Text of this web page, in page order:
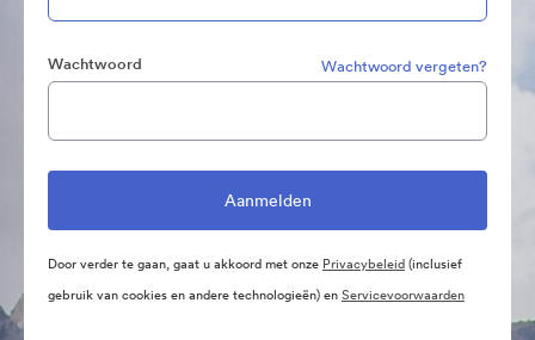
Wachtwoord Wachtwoord vergeten?
Door verder te gaan, gaat u akkoord met onze Privacybeleid(inclusief
gebruik van cookies en andere technologieën) enServicevoorwaarden